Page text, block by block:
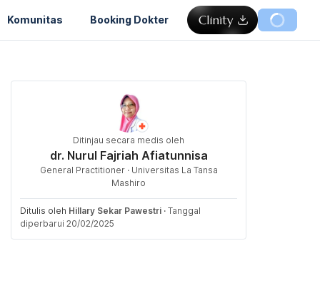
Komunitas Booking Dokter
Ditinjau secara medis oleh
dr. Nurul Fajriah Afiatunnisa
General Practitioner · Universitas La Tansa
Mashiro
Ditulis oleh Hillary Sekar Pawestri · Tanggal
diperbarui 20/02/2025